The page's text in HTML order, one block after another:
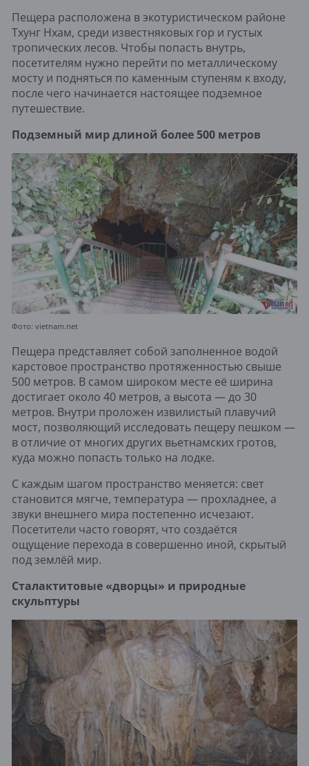
Пещера расположена в экотуристическом районе
Тхунг Нхам, среди известняковых гор и густых
тропических лесов. Чтобы попасть внутрь,
посетителям нужно перейти по металлическому
мосту и подняться по каменным ступеням к входу,
после чего начинается настоящее подземное
путешествие.
Подземный мир длиной более 500 метров
Фото: vietnam.net
Пещера представляет собой заполненное водой
карстовое пространство протяженностью свыше
500 метров. В самом широком месте её ширина
достигает около 40 метров, а высота — до 30
метров. Внутри проложен извилистый плавучий
мост, позволяющий исследовать пещеру пешком —
в отличие от многих других вьетнамских гротов,
куда можно попасть только на лодке.
С каждым шагом пространство меняется: свет
становится мягче, температура — прохладнее, а
звуки внешнего мира постепенно исчезают.
Посетители часто говорят, что создаётся
ощущение перехода в совершенно иной, скрытый
под землёй мир.
Сталактитовые «дворцы» и природные
скульптуры